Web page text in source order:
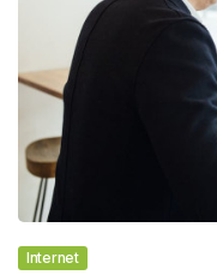
Internet